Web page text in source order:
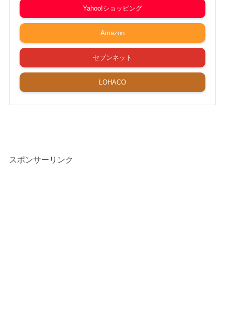
Yahoo!ショッピング
Amazon
セブンネット
LOHACO
スポンサーリンク